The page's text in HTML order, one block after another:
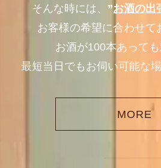
そんな時には、 ”お酒の出
お客様の希望に合わせて
お酒が100本あっても
最短当日でもお伺い可能な
MORE